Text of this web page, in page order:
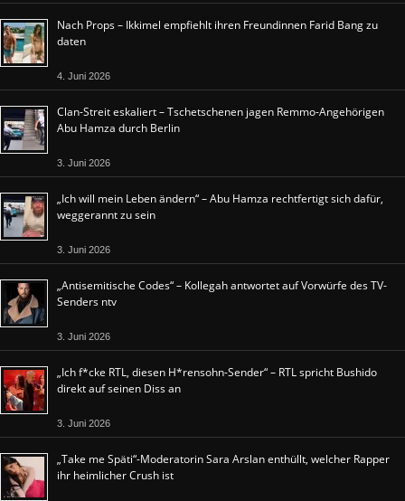
Nach Props – Ikkimel empfiehlt ihren Freundinnen Farid Bang zu
daten
4. Juni 2026
Clan-Streit eskaliert – Tschetschenen jagen Remmo-Angehörigen
Abu Hamza durch Berlin
3. Juni 2026
„Ich will mein Leben ändern“ – Abu Hamza rechtfertigt sich dafür,
weggerannt zu sein
3. Juni 2026
„Antisemitische Codes“ – Kollegah antwortet auf Vorwürfe des TV-
Senders ntv
3. Juni 2026
„Ich f*cke RTL, diesen H*rensohn-Sender“ – RTL spricht Bushido
direkt auf seinen Diss an
3. Juni 2026
„Take me Späti“-Moderatorin Sara Arslan enthüllt, welcher Rapper
ihr heimlicher Crush ist